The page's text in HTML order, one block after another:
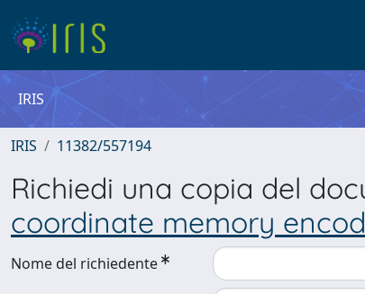
IRIS
IRIS 11382/557194
Richiedi una copia del
coordinate memory
Nome del richiedente